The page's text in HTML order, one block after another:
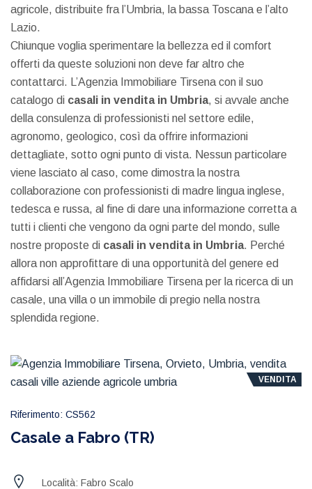
agricole, distribuite fra l’Umbria, la bassa Toscana e l’alto
Lazio.
Chiunque voglia sperimentare la bellezza ed il comfort
offerti da queste soluzioni non deve far altro che
contattarci. L’Agenzia Immobiliare Tirsena con il suo
catalogo di casali in vendita in Umbria, si avvale anche
della consulenza di professionisti nel settore edile,
agronomo, geologico, così da offrire informazioni
dettagliate, sotto ogni punto di vista. Nessun particolare
viene lasciato al caso, come dimostra la nostra
collaborazione con professionisti di madre lingua inglese,
tedesca e russa, al fine di dare una informazione corretta a
tutti i clienti che vengono da ogni parte del mondo, sulle
nostre proposte di casali in vendita in Umbria. Perché
allora non approfittare di una opportunità del genere ed
affidarsi all’Agenzia Immobiliare Tirsena per la ricerca di un
casale, una villa o un immobile di pregio nella nostra
splendida regione.
VENDITA
Riferimento: CS562
Casale a Fabro (TR)
Località: Fabro Scalo